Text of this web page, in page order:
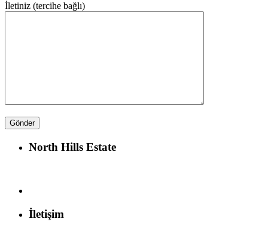
İletiniz (tercihe bağlı)
North Hills Estate
İletişim